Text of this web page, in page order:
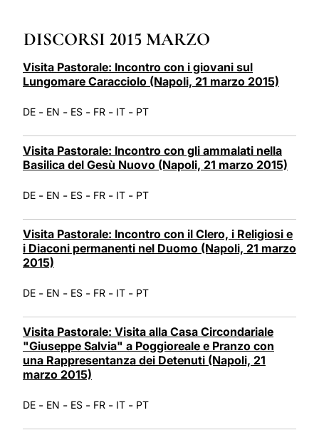
DISCORSI 2015 MARZO
Visita Pastorale: Incontro con i giovani sul
Lungomare Caracciolo (Napoli, 21 marzo 2015)
DE - EN - ES - FR - IT - PT
Visita Pastorale: Incontro con gli ammalati nella
Basilica del Gesù Nuovo (Napoli, 21 marzo 2015)
DE - EN - ES - FR - IT - PT
Visita Pastorale: Incontro con il Clero, i Religiosi e
i Diaconi permanenti nel Duomo (Napoli, 21 marzo
2015)
DE - EN - ES - FR - IT - PT
Visita Pastorale: Visita alla Casa Circondariale
"Giuseppe Salvia" a Poggioreale e Pranzo con
una Rappresentanza dei Detenuti (Napoli, 21
marzo 2015)
DE - EN - ES - FR - IT - PT